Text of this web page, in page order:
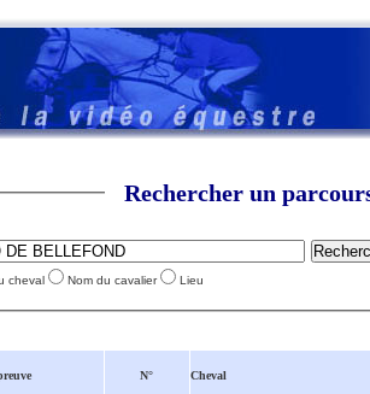
Rechercher un
cheval Nom du cavalier Lieu
N° Cheval